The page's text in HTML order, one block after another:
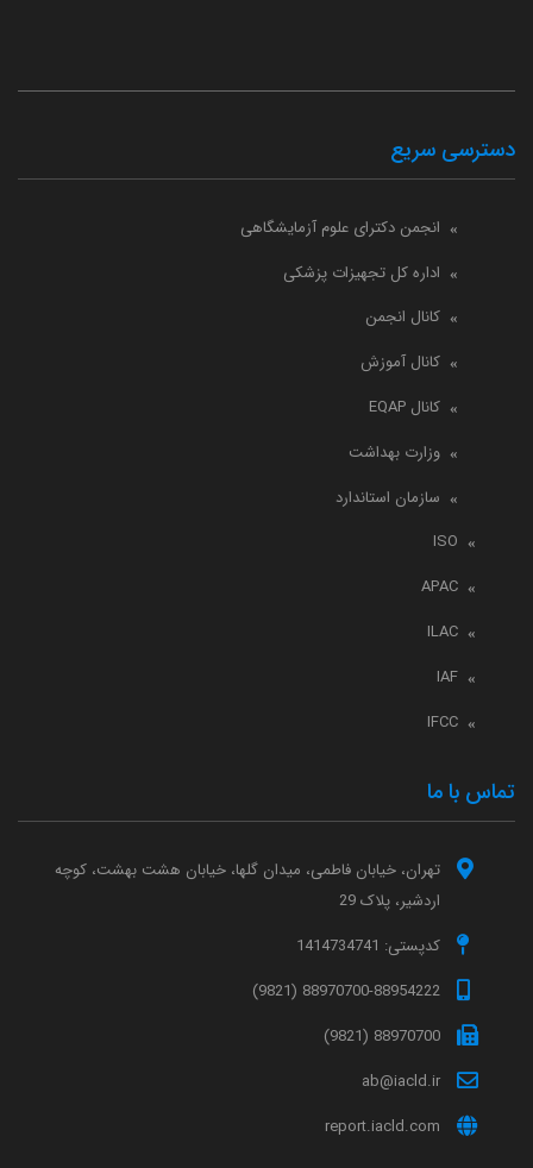
دسترسی سریع
انجمن دکترای علوم آزمایشگاهی
اداره کل تجهیزات پزشکی
کانال انجمن
کانال آموزش
کانال EQAP
وزارت بهداشت
سازمان استاندارد
ISO
APAC
ILAC
IAF
IFCC
تماس با ما
تهران، خیابان فاطمی، میدان گلها، خیابان هشت بهشت، کوچه
اردشیر، پلاک 29
کدپستی: 1414734741
88970700-88954222 (9821)
88970700 (9821)
ab@iacld.ir
report.iacld.com